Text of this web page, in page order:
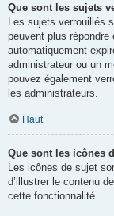
Que sont les sujets
Les sujets verrouillés
peuvent plus
automatiquement
administrateur ou un
pouvez également
les administrateurs.
Haut
Que sont les icônes
Les icônes de sujet
d’illustrer le contenu
cette fonctionnalité.